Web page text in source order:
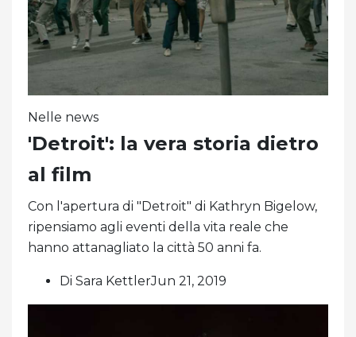
Nelle news
'Detroit': la vera storia dietro
al film
Con l'apertura di "Detroit" di Kathryn Bigelow,
ripensiamo agli eventi della vita reale che
hanno attanagliato la città 50 anni fa.
Di Sara KettlerJun 21, 2019